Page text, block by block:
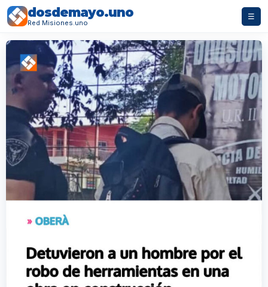
dosdemayo.uno
Red Misiones.uno
☰